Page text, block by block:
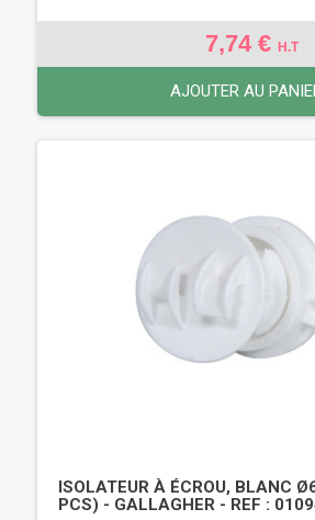
7,74 € H.T
AJOUTER AU
ISOLATEUR À ÉCROU, BLANC
PCS) - GALLAGHER - REF :